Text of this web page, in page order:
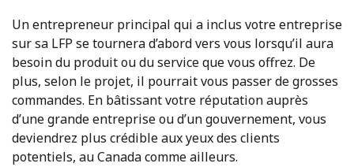
Un entrepreneur principal qui a inclus votre entreprise
sur sa LFP se tournera d’abord vers vous lorsqu’il aura
besoin du produit ou du service que vous offrez. De
plus, selon le projet, il pourrait vous passer de grosses
commandes. En bâtissant votre réputation auprès
d’une grande entreprise ou d’un gouvernement, vous
deviendrez plus crédible aux yeux des clients
potentiels, au Canada comme ailleurs.